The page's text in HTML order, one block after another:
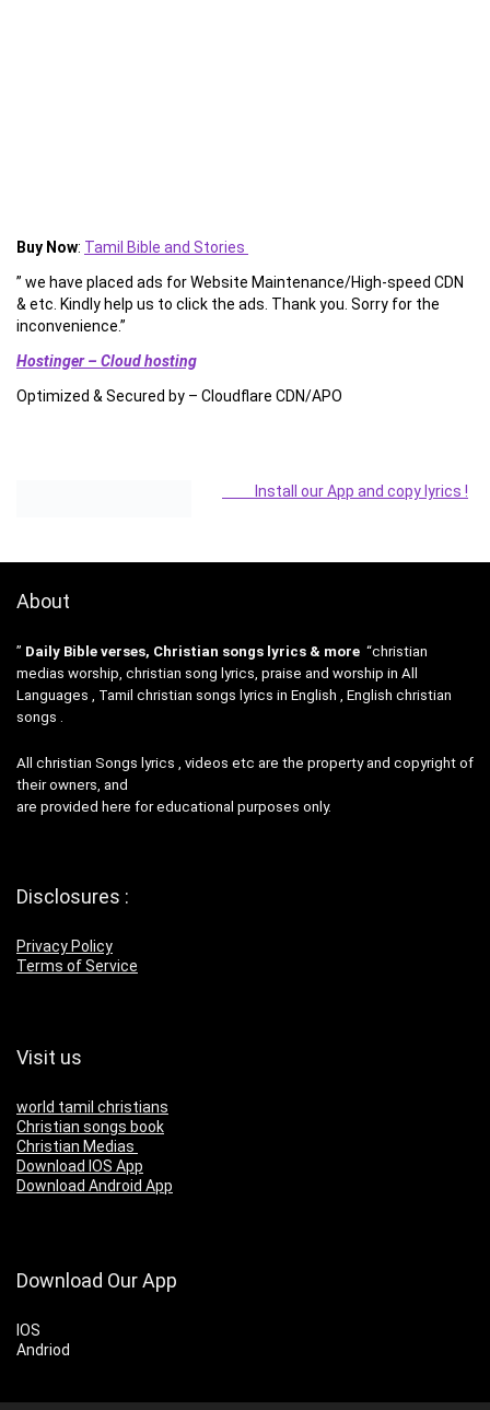
Buy Now: Tamil Bible and Stories
” we have placed ads for Website Maintenance/High-speed CDN
& etc. Kindly help us to click the ads. Thank you. Sorry for the
inconvenience.”
Hostinger – Cloud hosting
Optimized & Secured by – Cloudflare CDN/APO
Install our App and copy lyrics !
About
” Daily Bible verses, Christian songs lyrics & more “christian
medias worship, christian song lyrics, praise and worship in All
Languages , Tamil christian songs lyrics in English , English christian
songs .
All christian Songs lyrics , videos etc are the property and copyright of
their owners, and
are provided here for educational purposes only.
Disclosures :
Privacy Policy
Terms of Service
Visit us
world tamil christians
Christian songs book
Christian Medias
Download IOS App
Download Android App
Download Our App
IOS
Andriod